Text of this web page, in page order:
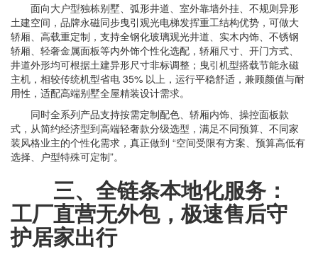
面向大户型独栋别墅、弧形井道、室外靠墙外挂、不规则异形
土建空间，品牌永磁同步曳引观光电梯发挥重工结构优势，可做大
轿厢、高载重定制，支持全钢化玻璃观光井道、实木内饰、不锈钢
轿厢、轻奢金属面板等内外饰个性化选配，轿厢尺寸、开门方式、
井道外形均可根据土建异形尺寸非标调整；曳引机型搭载节能永磁
主机，相较传统机型省电 35% 以上，运行平稳舒适，兼顾颜值与耐
用性，适配高端别墅全屋精装设计需求。
同时全系列产品支持按需定制配色、轿厢内饰、操控面板款
式，从简约经济型到高端轻奢款分级选型，满足不同预算、不同家
装风格业主的个性化需求，真正做到 “空间受限有方案、预算高低有
选择、户型特殊可定制”。
三、全链条本地化服务：
工厂直营无外包，极速售后守
护居家出行